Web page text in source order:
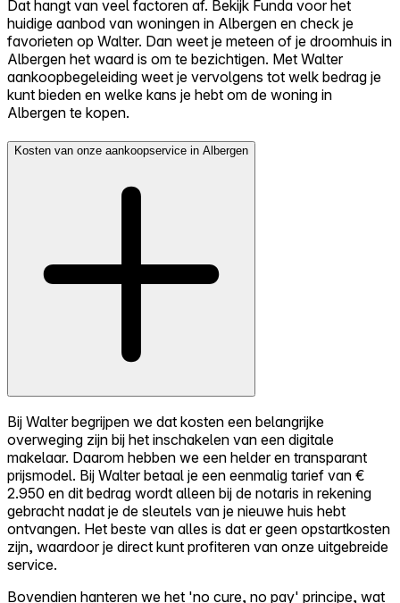
Dat hangt van veel factoren af. Bekijk Funda voor het
huidige aanbod van woningen in Albergen en check je
favorieten op Walter. Dan weet je meteen of je droomhuis in
Albergen het waard is om te bezichtigen. Met Walter
aankoopbegeleiding weet je vervolgens tot welk bedrag je
kunt bieden en welke kans je hebt om de woning in
Albergen te kopen.
Kosten van onze aankoopservice in Albergen
Bij Walter begrijpen we dat kosten een belangrijke
overweging zijn bij het inschakelen van een digitale
makelaar. Daarom hebben we een helder en transparant
prijsmodel. Bij Walter betaal je een eenmalig tarief van €
2.950 en dit bedrag wordt alleen bij de notaris in rekening
gebracht nadat je de sleutels van je nieuwe huis hebt
ontvangen. Het beste van alles is dat er geen opstartkosten
zijn, waardoor je direct kunt profiteren van onze uitgebreide
service.
Bovendien hanteren we het 'no cure, no pay' principe, wat